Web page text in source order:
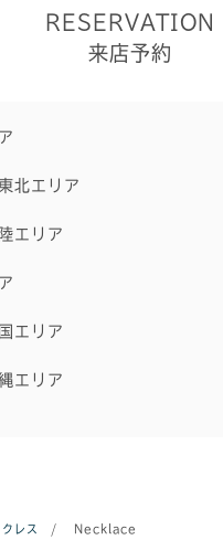
RESERVATION
来店予約
北エリア
エリア
エリア
エリア
レス / Necklace